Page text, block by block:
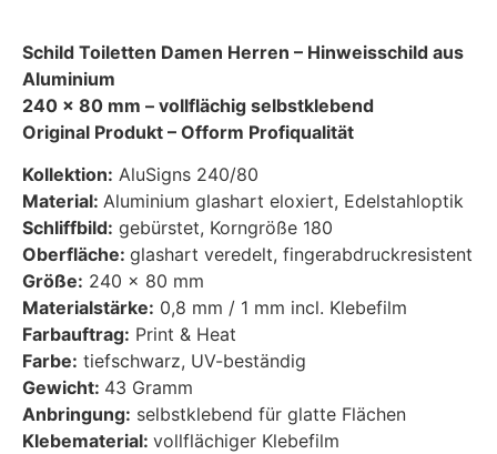
Schild Toiletten Damen Herren – Hinweisschild aus
Aluminium
240 x 80 mm – vollflächig selbstklebend
Original Produkt – Ofform Profiqualität
Kollektion: AluSigns 240/80
Material: Aluminium glashart eloxiert, Edelstahloptik
Schliffbild: gebürstet, Korngröße 180
Oberfläche: glashart veredelt, fingerabdruckresistent
Größe: 240 x 80 mm
Materialstärke: 0,8 mm / 1 mm incl. Klebefilm
Farbauftrag: Print & Heat
Farbe: tiefschwarz, UV-beständig
Gewicht: 43 Gramm
Anbringung: selbstklebend für glatte Flächen
Klebematerial: vollflächiger Klebefilm